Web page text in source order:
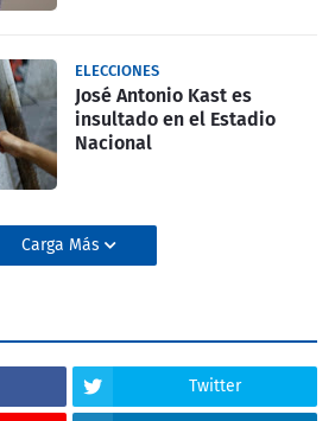
ELECCIONES
José Antonio Kast es
insultado en el Estadio
Nacional
Carga Más
Twitter